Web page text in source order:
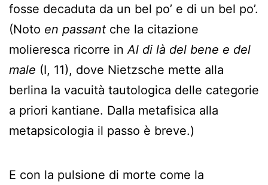
fosse decaduta da un bel po’ e di un bel po’.
(Noto en passant che la citazione
molieresca ricorre inAl di là del bene e del
male (I, 11), dove Nietzsche mette alla
berlina la vacuità tautologica delle categorie
a priori kantiane. Dalla metafisica alla
metapsicologia il passo è breve.)
E con la pulsione di morte come la